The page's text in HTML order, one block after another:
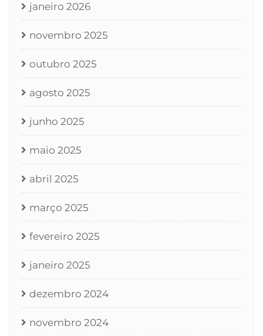
janeiro 2026
novembro 2025
outubro 2025
agosto 2025
junho 2025
maio 2025
abril 2025
março 2025
fevereiro 2025
janeiro 2025
dezembro 2024
novembro 2024